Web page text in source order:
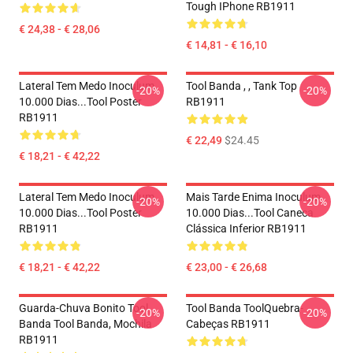
€ 24,38 - € 28,06
Tough IPhone RB1911
€ 14,81 - € 16,10
Lateral Tem Medo Inoculum
10.000 Dias...tool Poster
RB1911
€ 18,21 - € 42,22
-20%
Tool Banda , , Tank Top
RB1911
€ 22,49$24.45
-20%
Lateral Tem Medo Inoculum
10.000 Dias...tool Poster
RB1911
€ 18,21 - € 42,22
-20%
Mais Tarde Enima Inoculum
10.000 Dias...tool Caneca
Clássica Inferior RB1911
€ 23,00 - € 26,68
-20%
Guarda-Chuva Bonito Tool
Banda Tool Banda, Mochila
RB1911
-20%
Tool Banda ToolQuebra-
Cabeças RB1911
-20%